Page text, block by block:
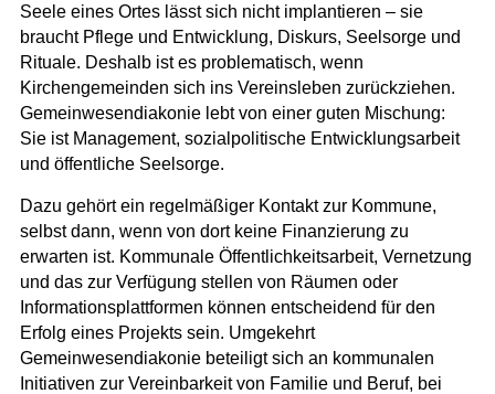
Seele eines Ortes lässt sich nicht implantieren – sie
braucht Pflege und Entwicklung, Diskurs, Seelsorge und
Rituale. Deshalb ist es problematisch, wenn
Kirchengemeinden sich ins Vereinsleben zurückziehen.
Gemeinwesendiakonie lebt von einer guten Mischung:
Sie ist Management, sozialpolitische Entwicklungsarbeit
und öffentliche Seelsorge.
Dazu gehört ein regelmäßiger Kontakt zur Kommune,
selbst dann, wenn von dort keine Finanzierung zu
erwarten ist. Kommunale Öffentlichkeitsarbeit, Vernetzung
und das zur Verfügung stellen von Räumen oder
Informationsplattformen können entscheidend für den
Erfolg eines Projekts sein. Umgekehrt
Gemeinwesendiakonie beteiligt sich an kommunalen
Initiativen zur Vereinbarkeit von Familie und Beruf, bei